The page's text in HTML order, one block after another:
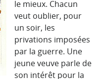
le mieux. Chacun
veut oublier, pour
un soir, les
privations imposées
par la guerre. Une
jeune veuve parle de
son intérêt pour la